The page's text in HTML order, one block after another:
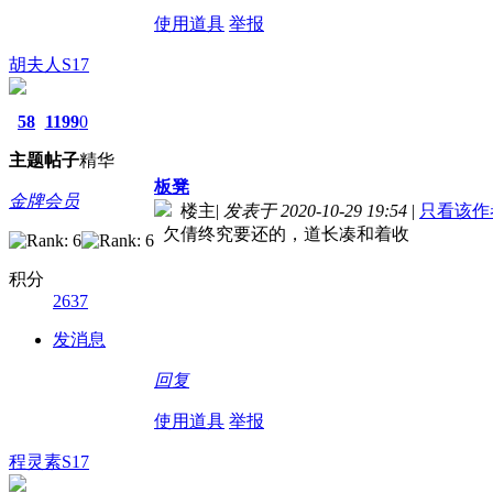
使用道具 举报
胡夫人S17
58
主题
1199
帖子
0
精华
金牌会员
积分
2637
发消息
板凳
楼主| 发表于 2020-10-29 19:54 | 只看该
欠倩终究要还的，道长凑和着收
回复
使用道具 举报
程灵素S17